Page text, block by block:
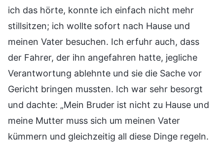
ich das hörte, konnte ich einfach nicht mehr
stillsitzen; ich wollte sofort nach Hause und
meinen Vater besuchen. Ich erfuhr auch, dass
der Fahrer, der ihn angefahren hatte, jegliche
Verantwortung ablehnte und sie die Sache vor
Gericht bringen mussten. Ich war sehr besorgt
und dachte: „Mein Bruder ist nicht zu Hause und
meine Mutter muss sich um meinen Vater
kümmern und gleichzeitig all diese Dinge regeln.